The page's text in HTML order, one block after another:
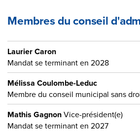
Membres du conseil